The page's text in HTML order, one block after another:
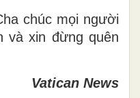
chúc mọi người
và xin đừng quên
Vatican News